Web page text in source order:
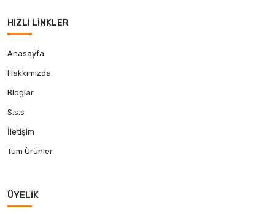
HIZLI LINKLER
Anasayfa
Hakkımızda
Bloglar
S.s.s
İletişim
Tüm Ürünler
ÜYELIK